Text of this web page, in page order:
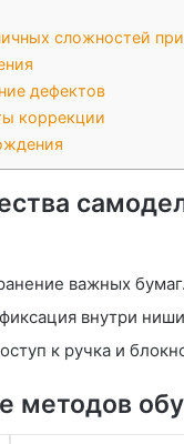
сложностей
дефектов
коррекции
важных бумаг.
внутри
к ручка и
методов